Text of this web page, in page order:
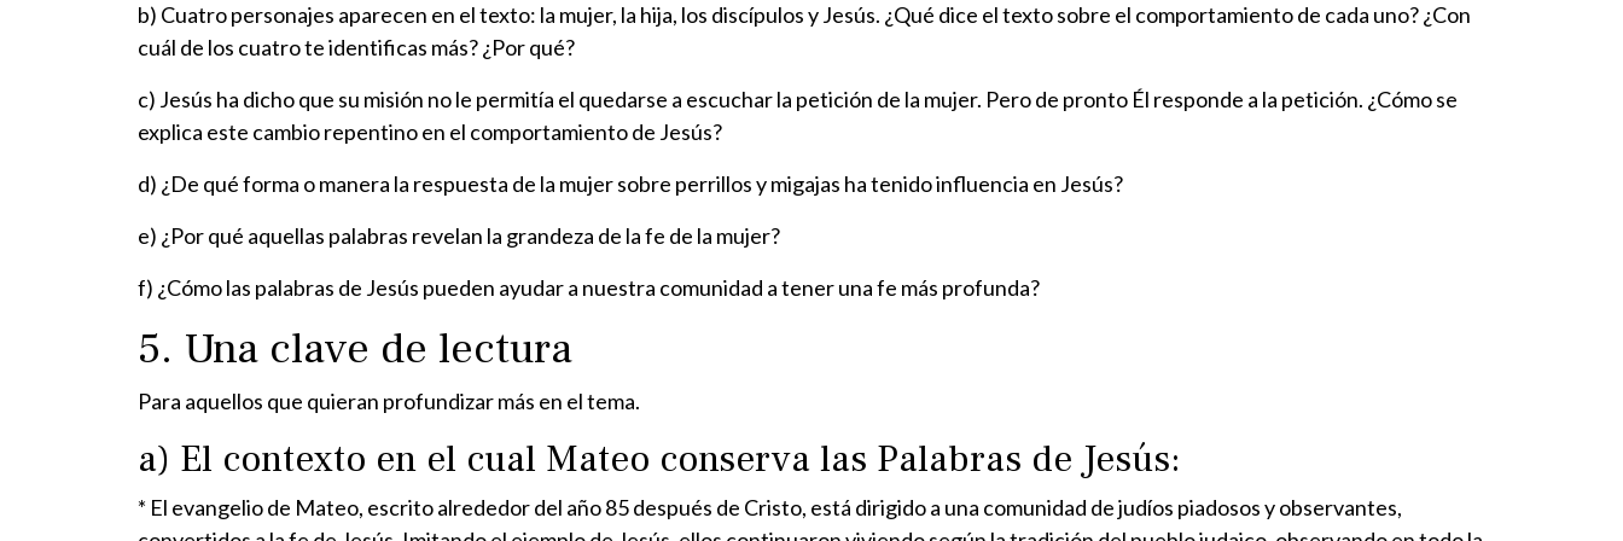
b) Cuatro personajes aparecen en el texto: la mujer, la hija, los discípulos y Jesús. ¿Qué dice el texto sobre el comportamiento de cada uno? ¿Con
cuál de los cuatro te identificas más? ¿Por qué?
c) Jesús ha dicho que su misión no le permitía el quedarse a escuchar la petición de la mujer. Pero de pronto Él responde a la petición. ¿Cómo se
explica este cambio repentino en el comportamiento de Jesús?
d) ¿De qué forma o manera la respuesta de la mujer sobre perrillos y migajas ha tenido influencia en Jesús?
e) ¿Por qué aquellas palabras revelan la grandeza de la fe de la mujer?
f) ¿Cómo las palabras de Jesús pueden ayudar a nuestra comunidad a tener una fe más profunda?
5. Una clave de lectura
Para aquellos que quieran profundizar más en el tema.
a) El contexto en el cual Mateo conserva las Palabras de Jesús:
* El evangelio de Mateo, escrito alrededor del año 85 después de Cristo, está dirigido a una comunidad de judíos piadosos y observantes,